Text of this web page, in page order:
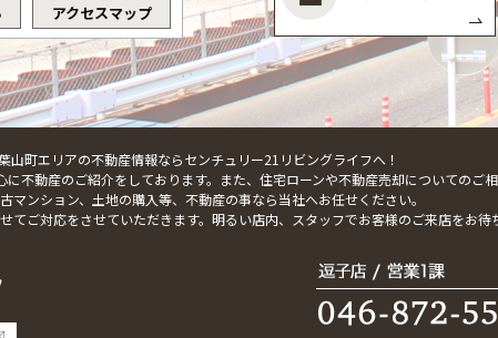
アクセスマップ
山町エリアの不動産情報ならセンチュリー21リビングライフへ！
不動産のご紹介をしております。また、住宅ローンや不動産売却についてのご相
マンション、土地の購入等、不動産の事なら当社へお任せください。
てご対応をさせていただきます。明るい店内、スタッフでお客様のご来店をお待